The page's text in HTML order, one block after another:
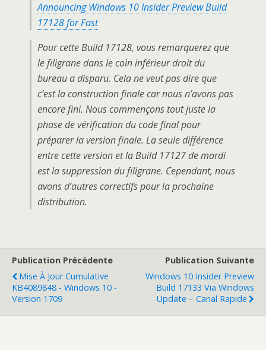
Announcing Windows 10 Insider Preview Build
17128 for Fast
Pour cette Build 17128, vous remarquerez que
le filigrane dans le coin inférieur droit du
bureau a disparu. Cela ne veut pas dire que
c’est la construction finale car nous n’avons pas
encore fini. Nous commençons tout juste la
phase de vérification du code final pour
préparer la version finale. La seule différence
entre cette version et la Build 17127 de mardi
est la suppression du filigrane. Cependant, nous
avons d’autres correctifs pour la prochaine
distribution.
Publication Précédente
Mise À Jour Cumulative
KB4089848 - Windows 10 -
Version 1709
Publication Suivante
Windows 10 Insider Preview
Build 17133 Via Windows
Update – Canal Rapide